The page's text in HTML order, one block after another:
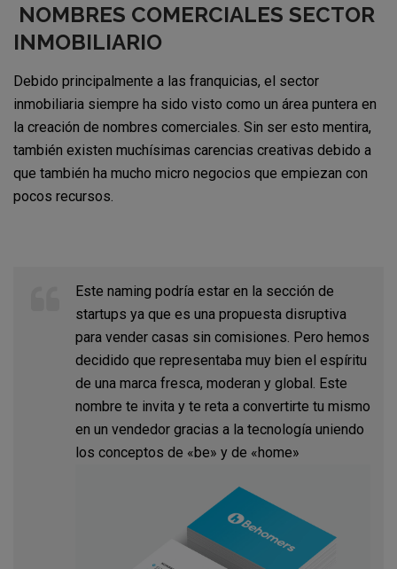
NOMBRES COMERCIALES SECTOR
INMOBILIARIO
Debido principalmente a las franquicias, el sector
inmobiliaria siempre ha sido visto como un área puntera en
la creación de nombres comerciales. Sin ser esto mentira,
también existen muchísimas carencias creativas debido a
que también ha mucho micro negocios que empiezan con
pocos recursos.
Este naming podría estar en la sección de
startups ya que es una propuesta disruptiva
para vender casas sin comisiones. Pero hemos
decidido que representaba muy bien el espíritu
de una marca fresca, moderan y global. Este
nombre te invita y te reta a convertirte tu mismo
en un vendedor gracias a la tecnología uniendo
los conceptos de «be» y de «home»